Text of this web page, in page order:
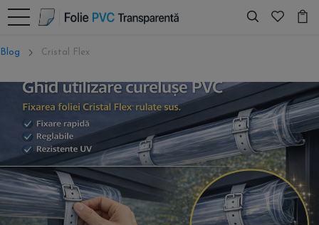
Blog Cristal Flex